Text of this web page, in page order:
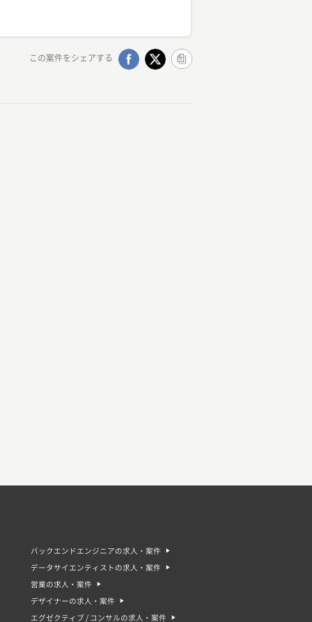
この案件をシェアする
バックエンドエンジニアの求人・案件
データサイエンティストの求人・案件
営業の求人・案件
デザイナーの求人・案件
エグゼクティブ / コンサルの求人・案件